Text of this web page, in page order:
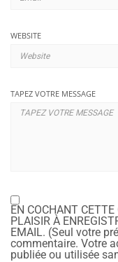
WEBSITE
TAPEZ VOTRE MESSAGE
EN COCHANT CETTE
PLAISIR À
EMAIL. (Seul votre
commentaire. Votre
publiée ou utilisée